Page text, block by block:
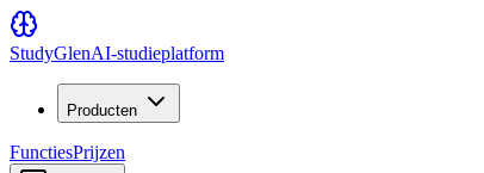
StudyGlenAI-studieplatform
Producten
FunctiesPrijzen